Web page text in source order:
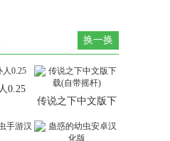
换一换
0.25
传说之下中文版下